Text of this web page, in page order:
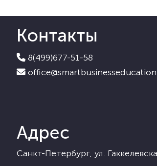
Контакты
8(499)677-51-58
Адрес
Санкт-Петербург, ул.